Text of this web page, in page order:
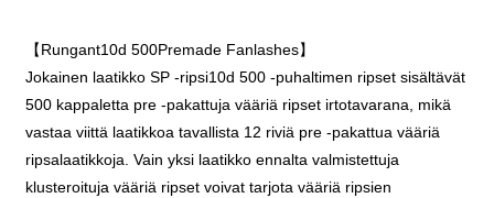
【Rungant10d 500Premade Fanlashes】
Jokainen laatikko SP -ripsi10d 500 -puhaltimen ripset sisältävät
500 kappaletta pre -pakattuja vääriä ripset irtotavarana, mikä
vastaa viittä laatikkoa tavallista 12 riviä pre -pakattua vääriä
ripsalaatikkoja. Vain yksi laatikko ennalta valmistettuja
klusteroituja vääriä ripset voivat tarjota vääriä ripsien